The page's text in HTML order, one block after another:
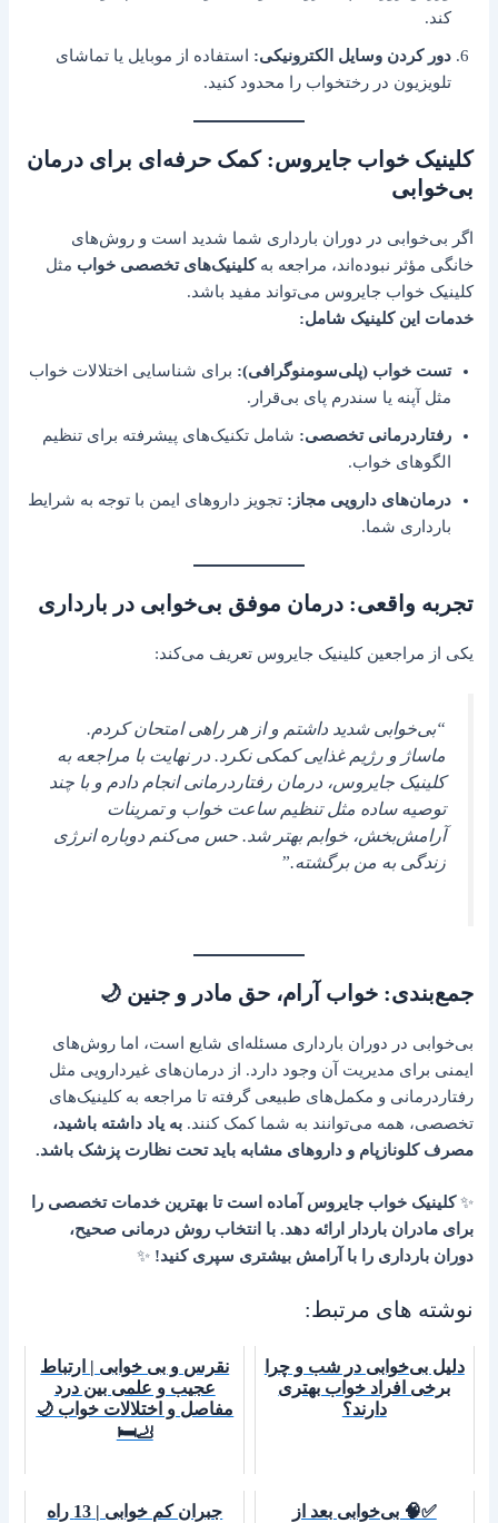
کند.
دور کردن وسایل الکترونیکی: استفاده از موبایل یا تماشای
تلویزیون در رختخواب را محدود کنید.
کلینیک خواب جایروس: کمک حرفه‌ای برای درمان
بی‌خوابی
اگر بی‌خوابی در دوران بارداری شما شدید است و روش‌های
خانگی مؤثر نبوده‌اند، مراجعه بهکلینیک‌های تخصصی خواب مثل
کلینیک خواب جایروس می‌تواند مفید باشد.
خدمات این کلینیک شامل:
تست خواب (پلی‌سومنوگرافی): برای شناسایی اختلالات خواب
مثل آپنه یا سندرم پای بی‌قرار.
رفتاردرمانی تخصصی: شامل تکنیک‌های پیشرفته برای تنظیم
الگوهای خواب.
درمان‌های دارویی مجاز: تجویز داروهای ایمن با توجه به شرایط
بارداری شما.
تجربه واقعی: درمان موفق بی‌خوابی در بارداری
یکی از مراجعین کلینیک جایروس تعریف می‌کند:
“بی‌خوابی شدید داشتم و از هر راهی امتحان کردم.
ماساژ و رژیم غذایی کمکی نکرد. در نهایت با مراجعه به
کلینیک جایروس، درمان رفتاردرمانی انجام دادم و با چند
توصیه ساده مثل تنظیم ساعت خواب و تمرینات
آرامش‌بخش، خوابم بهتر شد. حس می‌کنم دوباره انرژی
زندگی به من برگشته.”
جمع‌بندی: خواب آرام، حق مادر و جنین 🌙
بی‌خوابی در دوران بارداری مسئله‌ای شایع است، اما روش‌های
ایمنی برای مدیریت آن وجود دارد. از درمان‌های غیردارویی مثل
رفتاردرمانی و مکمل‌های طبیعی گرفته تا مراجعه به کلینیک‌های
تخصصی، همه می‌توانند به شما کمک کنند.به یاد داشته باشید،
مصرف کلونازپام و داروهای مشابه باید تحت نظارت پزشک باشد.
✨کلینیک خواب جایروس آماده است تا بهترین خدمات تخصصی را
برای مادران باردار ارائه دهد. با انتخاب روش درمانی صحیح،
دوران بارداری را با آرامش بیشتری سپری کنید! ✨
نوشته های مرتبط:
دلیل بی‌خوابی در شب و چرا
برخی افراد خواب بهتری
دارند؟
نقرس و بی خوابی | ارتباط
عجیب و علمی بین درد
مفاصل و اختلالات خواب 🌙
🦶🛏️
✅🧠 بی‌خوابی بعد از
جبران کم خوابی | 13 راه